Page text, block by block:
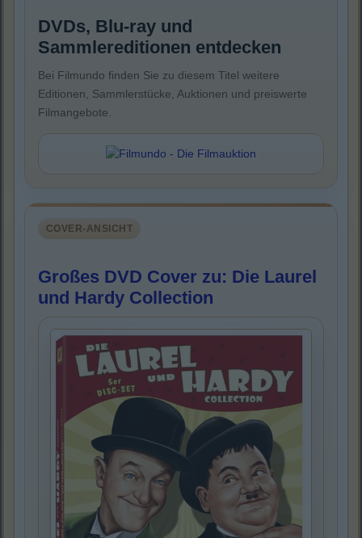
DVDs, Blu-ray und
Sammlereditionen entdecken
Bei Filmundo finden Sie zu diesem Titel weitere
Editionen, Sammlerstücke, Auktionen und preiswerte
Filmangebote.
COVER-ANSICHT
Großes DVD Cover zu: Die Laurel
und Hardy Collection